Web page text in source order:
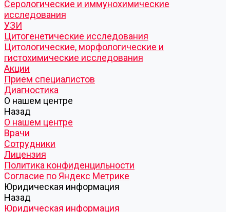
Серологические и иммунохимические
исследования
УЗИ
Цитогенетические исследования
Цитологические, морфологические и
гистохимические исследования
Акции
Прием специалистов
Диагностика
О нашем центре
Назад
О нашем центре
Врачи
Сотрудники
Лицензия
Политика конфиденцильности
Согласие по Яндекс Метрике
Юридическая информация
Назад
Юридическая информация